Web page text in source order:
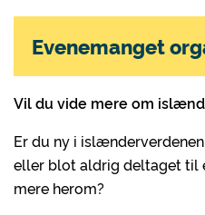
Vil du vide mere om
Er du ny i
eller blot aldrig deltaget til
mere herom?
Evenemanget